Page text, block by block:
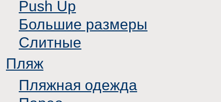
Push Up
Большие размеры
Слитные
Пляж
Пляжная одежда